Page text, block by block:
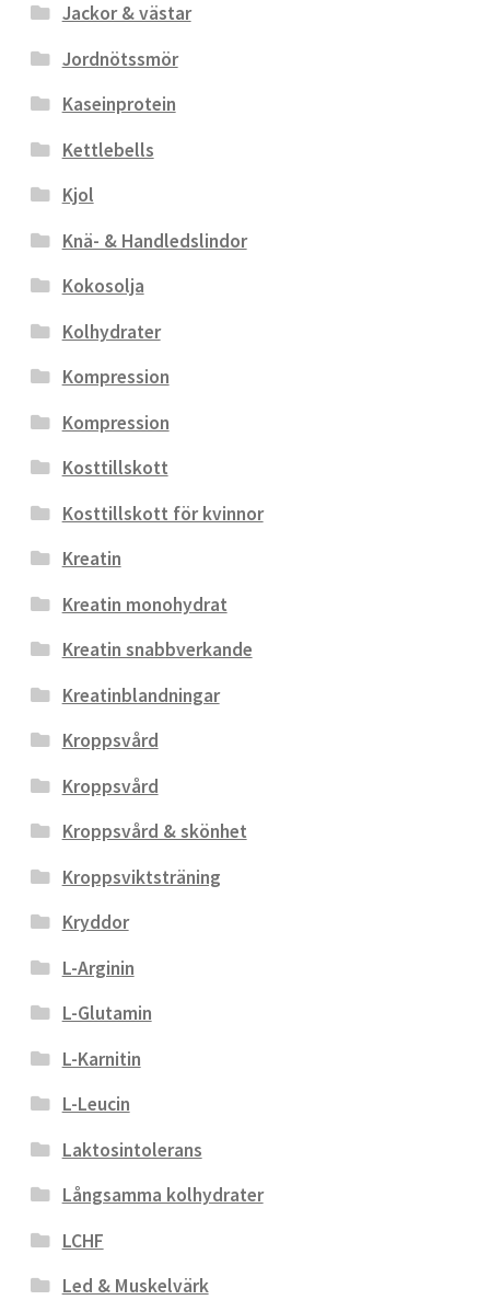
Jackor & västar
Jordnötssmör
Kaseinprotein
Kettlebells
Kjol
Knä- & Handledslindor
Kokosolja
Kolhydrater
Kompression
Kompression
Kosttillskott
Kosttillskott för kvinnor
Kreatin
Kreatin monohydrat
Kreatin snabbverkande
Kreatinblandningar
Kroppsvård
Kroppsvård
Kroppsvård & skönhet
Kroppsviktsträning
Kryddor
L-Arginin
L-Glutamin
L-Karnitin
L-Leucin
Laktosintolerans
Långsamma kolhydrater
LCHF
Led & Muskelvärk